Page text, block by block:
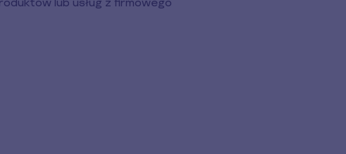
lub usług z firmowego